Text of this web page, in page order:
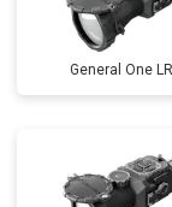
General One